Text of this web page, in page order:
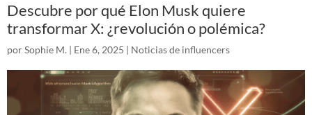
Descubre por qué Elon Musk quiere
transformar X: ¿revolución o polémica?
porSophie M. | Ene 6, 2025 | Noticias de influencers